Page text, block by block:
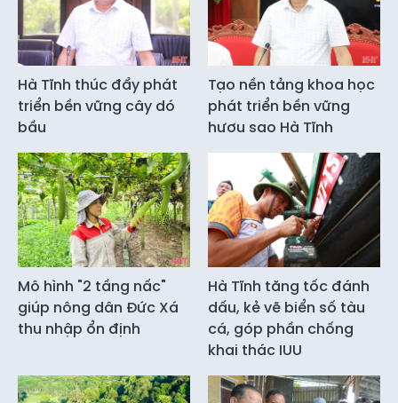
Hà Tĩnh thúc đẩy phát
triển bền vững cây dó
bầu
Tạo nền tảng khoa học
phát triển bền vững
hươu sao Hà Tĩnh
Mô hình "2 tầng nấc"
giúp nông dân Đức Xá
thu nhập ổn định
Hà Tĩnh tăng tốc đánh
dấu, kẻ vẽ biển số tàu
cá, góp phần chống
khai thác IUU